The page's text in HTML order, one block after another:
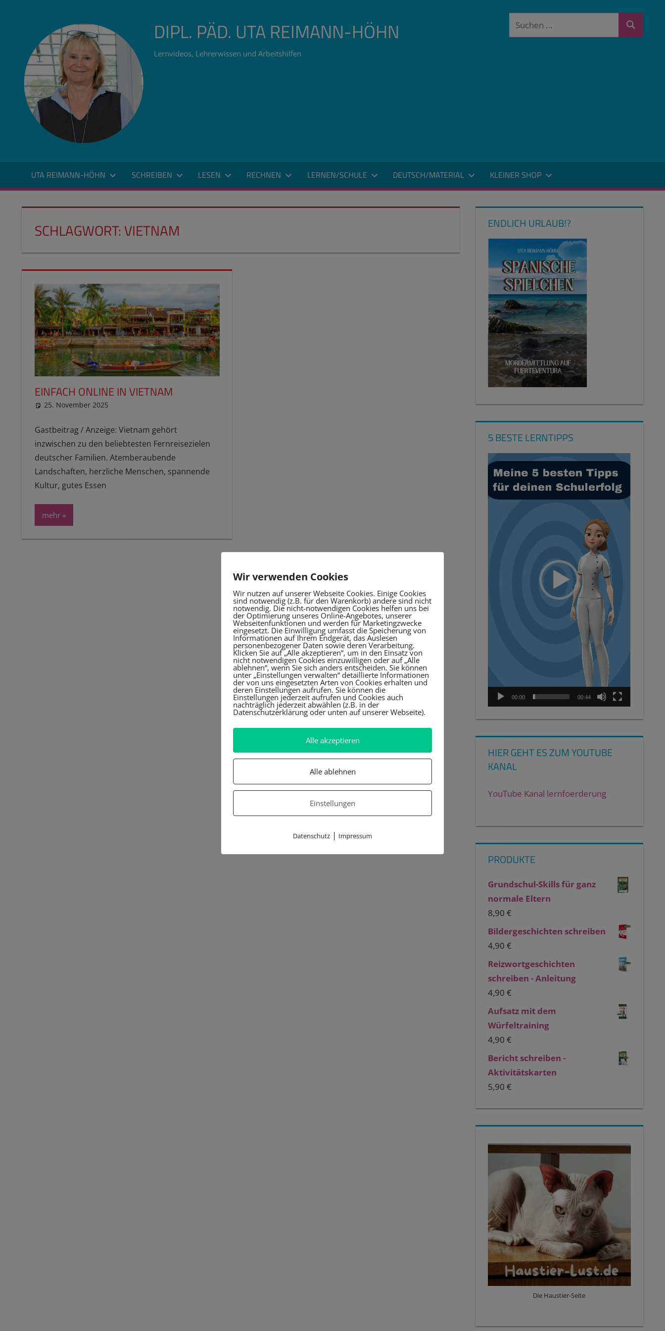
DIPL. PÄD. UTA REIMANN-HÖHN
Lernvideos, Lehrerwissen und Arbeitshilfen
Suchen
Suchen
UTA REIMANN-HÖHN SCHREIBEN LESEN RECHNEN LERNEN/SCHULE DEUTSCH/MATERIAL KLEINER SHOP
SCHLAGWORT: VIETNAM
EINFACH ONLINE IN VIETNAM
25. November 2025
Gastbeitrag / Anzeige: Vietnam gehört
inzwischen zu den beliebtesten Fernreisezielen
deutscher Familien. Atemberaubende
Landschaften, herzliche Menschen, spannende
Kultur, gutes Essen
mehr
ENDLICH URLAUB!?
5 BESTE LERNTIPPS
Video-
Player
00:00 00:44
HIER GEHT ES ZUM YOUTUBE
KANAL
YouTube Kanal lernfoerderung
PRODUKTE
Grundschul-Skills für ganz
normale Eltern
8,90€
Bildergeschichten schreiben
4,90€
Reizwortgeschichten
schreiben - Anleitung
4,90€
Aufsatz mit dem
Würfeltraining
4,90€
Bericht schreiben -
Aktivitätskarten
5,90€
Die Haustier-Seite
Wir verwenden Cookies
Wir nutzen auf unserer Webseite Cookies. Einige Cookies
sind notwendig (z.B. für den Warenkorb) andere sind nicht
notwendig. Die nicht-notwendigen Cookies helfen uns bei
der Optimierung unseres Online-Angebotes, unserer
Webseitenfunktionen und werden für Marketingzwecke
eingesetzt. Die Einwilligung umfasst die Speicherung von
Informationen auf Ihrem Endgerät, das Auslesen
personenbezogener Daten sowie deren Verarbeitung.
Klicken Sie auf „Alle akzeptieren“, um in den Einsatz von
nicht notwendigen Cookies einzuwilligen oder auf „Alle
ablehnen“, wenn Sie sich anders entscheiden. Sie können
unter „Einstellungen verwalten“ detaillierte Informationen
der von uns eingesetzten Arten von Cookies erhalten und
deren Einstellungen aufrufen. Sie können die
Einstellungen jederzeit aufrufen und Cookies auch
nachträglich jederzeit abwählen (z.B. in der
Datenschutzerklärung oder unten auf unserer Webseite).
Alle akzeptieren
Alle ablehnen
Einstellungen
Datenschutz | Impressum